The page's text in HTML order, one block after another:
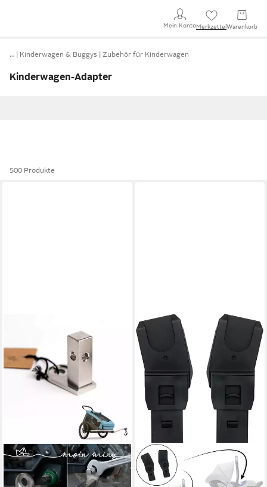
Mein KontoMerkzettel Warenkorb
… Kinderwagen & Buggys Zubehör für Kinderwagen
Kinderwagen-Adapter
500 Produkte